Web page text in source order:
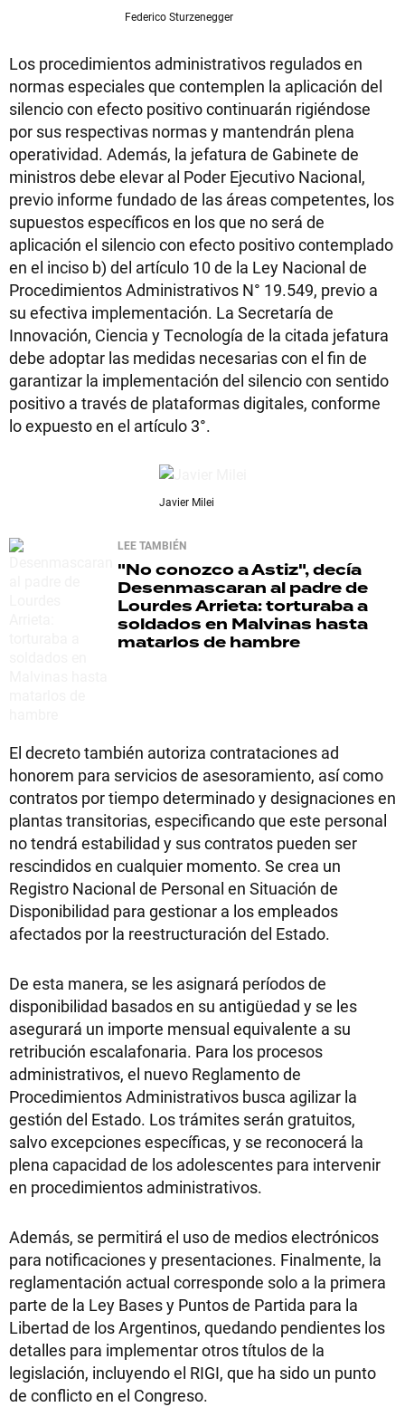
Federico Sturzenegger
Los procedimientos administrativos regulados en
normas especiales que contemplen la aplicación del
silencio con efecto positivo continuarán rigiéndose
por sus respectivas normas y mantendrán plena
operatividad. Además, la jefatura de Gabinete de
ministros debe elevar al Poder Ejecutivo Nacional,
previo informe fundado de las áreas competentes, los
supuestos específicos en los que no será de
aplicación el silencio con efecto positivo contemplado
en el inciso b) del artículo 10 de la Ley Nacional de
Procedimientos Administrativos N° 19.549, previo a
su efectiva implementación. La Secretaría de
Innovación, Ciencia y Tecnología de la citada jefatura
debe adoptar las medidas necesarias con el fin de
garantizar la implementación del silencio con sentido
positivo a través de plataformas digitales, conforme
lo expuesto en el artículo 3°.
Javier Milei
LEE TAMBIÉN
"No conozco a Astiz", decía
Desenmascaran al padre de
Lourdes Arrieta: torturaba a
soldados en Malvinas hasta
matarlos de hambre
El decreto también autoriza contrataciones ad
honorem para servicios de asesoramiento, así como
contratos por tiempo determinado y designaciones en
plantas transitorias, especificando que este personal
no tendrá estabilidad y sus contratos pueden ser
rescindidos en cualquier momento. Se crea un
Registro Nacional de Personal en Situación de
Disponibilidad para gestionar a los empleados
afectados por la reestructuración del Estado.
De esta manera, se les asignará períodos de
disponibilidad basados en su antigüedad y se les
asegurará un importe mensual equivalente a su
retribución escalafonaria. Para los procesos
administrativos, el nuevo Reglamento de
Procedimientos Administrativos busca agilizar la
gestión del Estado. Los trámites serán gratuitos,
salvo excepciones específicas, y se reconocerá la
plena capacidad de los adolescentes para intervenir
en procedimientos administrativos.
Además, se permitirá el uso de medios electrónicos
para notificaciones y presentaciones. Finalmente, la
reglamentación actual corresponde solo a la primera
parte de la Ley Bases y Puntos de Partida para la
Libertad de los Argentinos, quedando pendientes los
detalles para implementar otros títulos de la
legislación, incluyendo el RIGI, que ha sido un punto
de conflicto en el Congreso.